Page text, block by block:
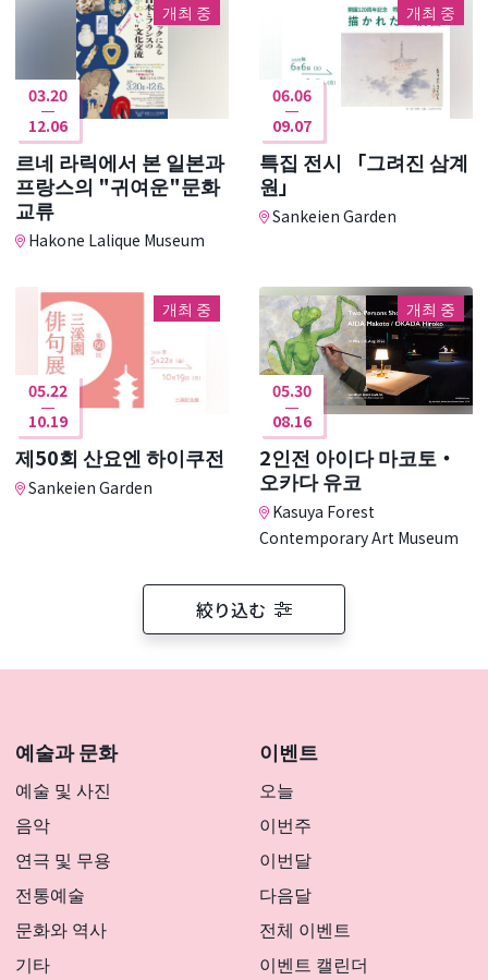
개최 중
03.20
12.06
르네 라릭에서 본 일본과
프랑스의 "귀여운"문화
교류
Hakone Lalique Museum
개최 중
06.06
09.07
특집 전시 「그려진 삼계
원」
Sankeien Garden
개최 중
05.22
10.19
제50회 산요엔 하이쿠전
Sankeien Garden
개최 중
05.30
08.16
2인전 아이다 마코토・
오카다 유코
Kasuya Forest
Contemporary Art Museum
絞り込む
예술과 문화
예술 및 사진
음악
연극 및 무용
전통예술
문화와 역사
기타
이벤트
오늘
이번주
이번달
다음달
전체 이벤트
이벤트 캘린더